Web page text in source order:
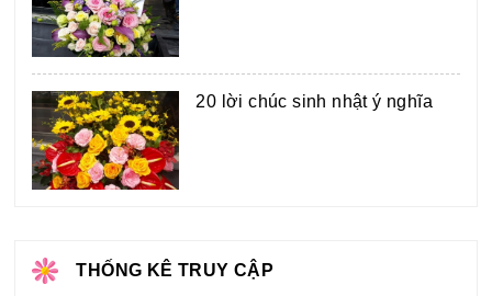
20 lời chúc sinh nhật ý nghĩa
THỐNG KÊ TRUY CẬP